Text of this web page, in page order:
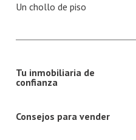
Un chollo de piso
Tu inmobiliaria de
confianza
Consejos para vender